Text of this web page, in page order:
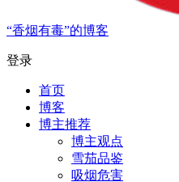
“香烟有毒”的博客
登录
首页
博客
博主推荐
博主观点
雪茄品鉴
吸烟危害